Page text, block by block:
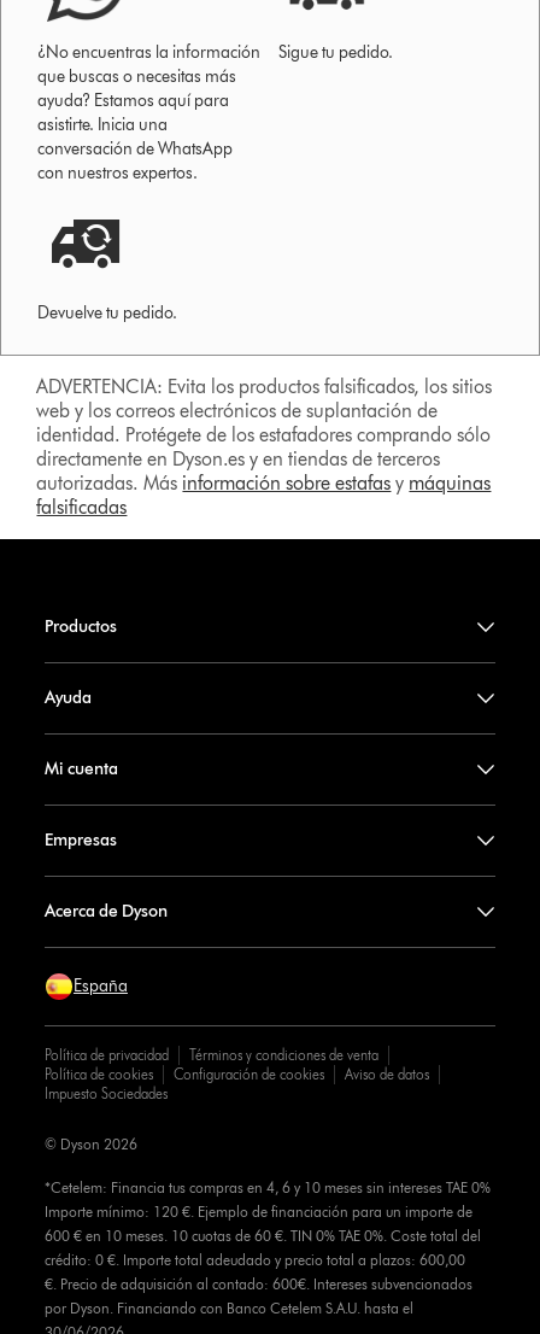
¿No encuentras la información
que buscas o necesitas más
ayuda? Estamos aquí para
asistirte. Inicia una
conversación de WhatsApp
con nuestros expertos.
Sigue tu pedido.
Devuelve tu pedido.
ADVERTENCIA: Evita los productos falsificados, los sitios
web y los correos electrónicos de suplantación de
identidad. Protégete de los estafadores comprando sólo
directamente en Dyson.es y en tiendas de terceros
autorizadas. Más información sobre estafas y máquinas
falsificadas
Productos
Ayuda
Mi cuenta
Empresas
Acerca de Dyson
España
Política de privacidad
Términos y condiciones de venta
Política de cookies
Configuración de cookies
Aviso de datos
Impuesto Sociedades
*Cetelem: Financia tus compras en 4, 6 y 10 meses sin intereses TAE 0%
Importe mínimo: 120 €. Ejemplo de financiación para un importe de
600 € en 10 meses. 10 cuotas de 60 €. TIN 0% TAE 0%. Coste total del
crédito: 0 €. Importe total adeudado y precio total a plazos: 600,00
€. Precio de adquisición al contado: 600€. Intereses subvencionados
por Dyson. Financiando con Banco Cetelem S.A.U. hasta el
© Dyson 2026